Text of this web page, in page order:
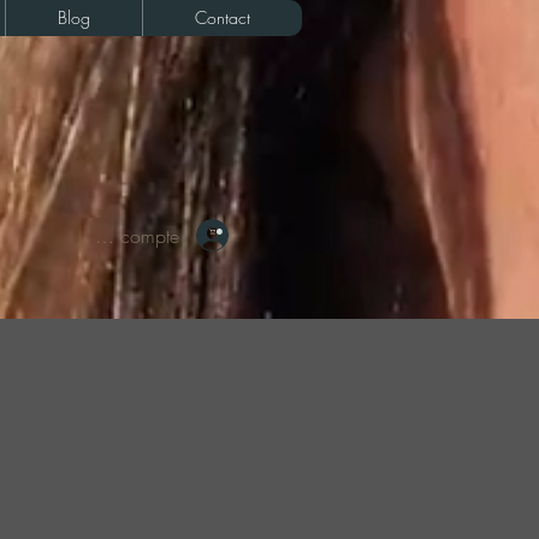
Blog Contact
Votre compte